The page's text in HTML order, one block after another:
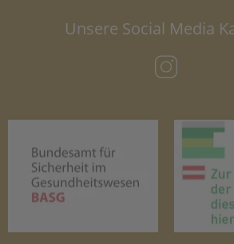
Unsere Social Media
(öffnet in